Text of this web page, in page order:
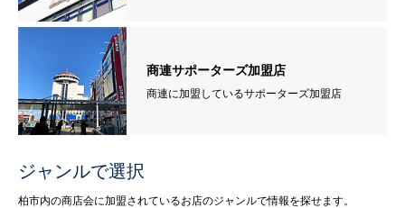
商連サポーターズ加盟店
商連に加盟しているサポーターズ加盟店
ジャンルで選択
柏市内の商店会に加盟されているお店のジャンルで情報を探せます。